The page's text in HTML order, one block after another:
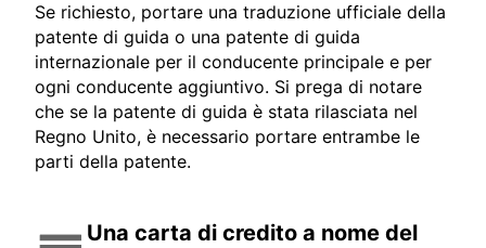
Se richiesto, portare una traduzione ufficiale della
patente di guida o una patente di guida
internazionale per il conducente principale e per
ogni conducente aggiuntivo. Si prega di notare
che se la patente di guida è stata rilasciata nel
Regno Unito, è necessario portare entrambe le
parti della patente.
Una carta di credito a nome del